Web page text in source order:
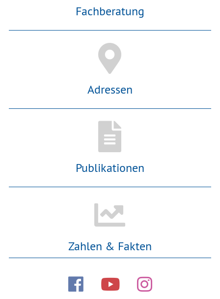
Fachberatung
Adressen
Publikationen
Zahlen & Fakten